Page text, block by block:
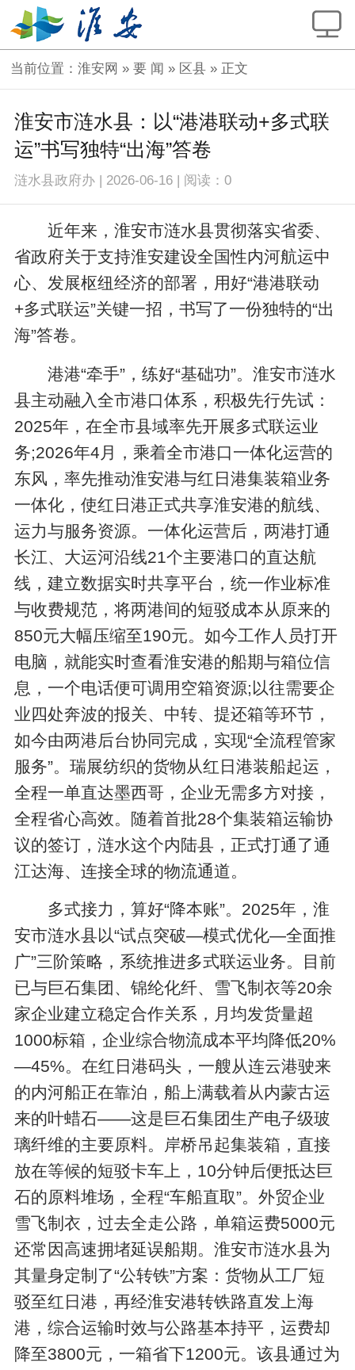
当前位置：淮安网 »要 闻 » 区县 » 正文
淮安市涟水县：以“港港联动+多式联
运”书写独特“出海”答卷
涟水县政府办 | 2026-06-16 | 阅读：0
近年来，淮安市涟水县贯彻落实省委、
省政府关于支持淮安建设全国性内河航运中
心、发展枢纽经济的部署，用好“港港联动
+多式联运”关键一招，书写了一份独特的“出
海”答卷。
港港“牵手”，练好“基础功”。淮安市涟水
县主动融入全市港口体系，积极先行先试：
2025年，在全市县域率先开展多式联运业
务;2026年4月，乘着全市港口一体化运营的
东风，率先推动淮安港与红日港集装箱业务
一体化，使红日港正式共享淮安港的航线、
运力与服务资源。一体化运营后，两港打通
长江、大运河沿线21个主要港口的直达航
线，建立数据实时共享平台，统一作业标准
与收费规范，将两港间的短驳成本从原来的
850元大幅压缩至190元。如今工作人员打开
电脑，就能实时查看淮安港的船期与箱位信
息，一个电话便可调用空箱资源;以往需要企
业四处奔波的报关、中转、提还箱等环节，
如今由两港后台协同完成，实现“全流程管家
服务”。瑞展纺织的货物从红日港装船起运，
全程一单直达墨西哥，企业无需多方对接，
全程省心高效。随着首批28个集装箱运输协
议的签订，涟水这个内陆县，正式打通了通
江达海、连接全球的物流通道。
多式接力，算好“降本账”。2025年，淮
安市涟水县以“试点突破—模式优化—全面推
广”三阶策略，系统推进多式联运业务。目前
已与巨石集团、锦纶化纤、雪飞制衣等20余
家企业建立稳定合作关系，月均发货量超
1000标箱，企业综合物流成本平均降低20%
—45%。在红日港码头，一艘从连云港驶来
的内河船正在靠泊，船上满载着从内蒙古运
来的叶蜡石——这是巨石集团生产电子级玻
璃纤维的主要原料。岸桥吊起集装箱，直接
放在等候的短驳卡车上，10分钟后便抵达巨
石的原料堆场，全程“车船直取”。外贸企业
雪飞制衣，过去全走公路，单箱运费5000元
还常因高速拥堵延误船期。淮安市涟水县为
其量身定制了“公转铁”方案：货物从工厂短
驳至红日港，再经淮安港转铁路直发上海
港，综合运输时效与公路基本持平，运费却
降至3800元，一箱省下1200元。该县通过为